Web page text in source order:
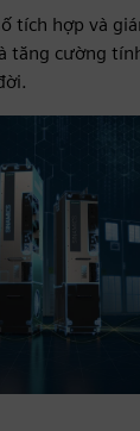
tích hợp và
tăng cường